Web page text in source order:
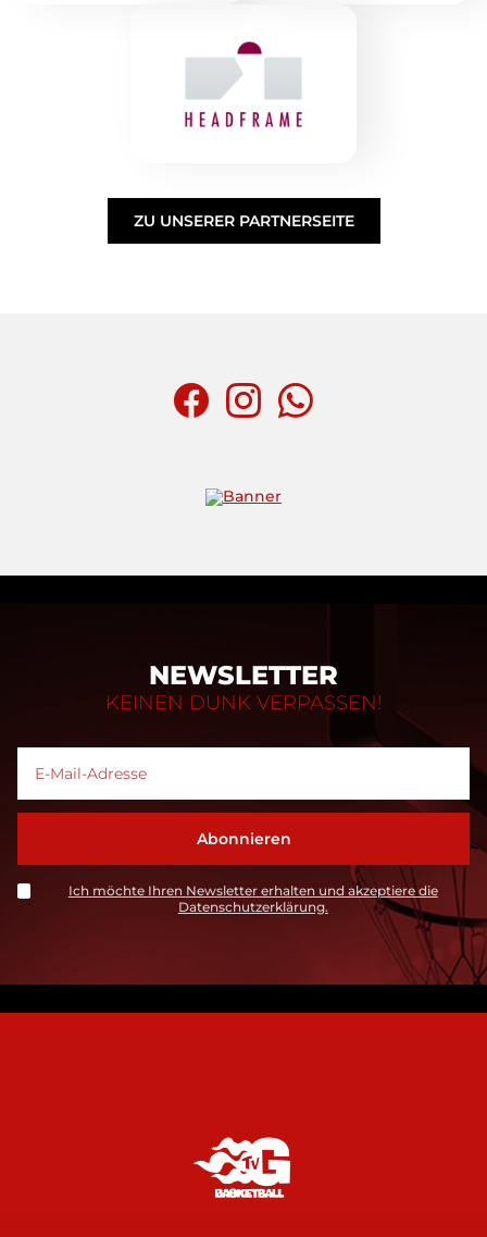
ZU UNSERER PARTNERSEITE
NEWSLETTER
KEINEN DUNK VERPASSEN!
Ich möchte Ihren Newsletter erhalten und akzeptiere die
Datenschutzerklärung.